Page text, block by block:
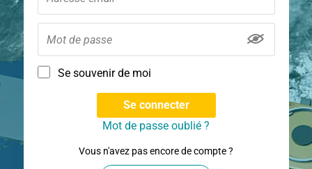
Se souvenir de moi
Se connecter
Mot de passe oublié ?
Vous n'avez pas encore de compte ?